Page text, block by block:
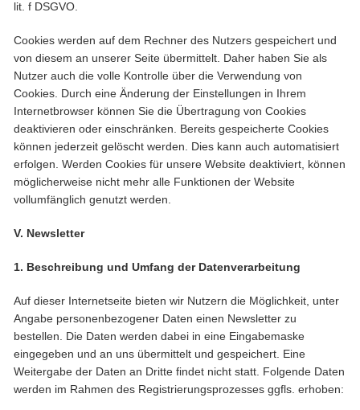
lit. f DSGVO.
Cookies werden auf dem Rechner des Nutzers gespeichert und
von diesem an unserer Seite übermittelt. Daher haben Sie als
Nutzer auch die volle Kontrolle über die Verwendung von
Cookies. Durch eine Änderung der Einstellungen in Ihrem
Internetbrowser können Sie die Übertragung von Cookies
deaktivieren oder einschränken. Bereits gespeicherte Cookies
können jederzeit gelöscht werden. Dies kann auch automatisiert
erfolgen. Werden Cookies für unsere Website deaktiviert, können
möglicherweise nicht mehr alle Funktionen der Website
vollumfänglich genutzt werden.
V. Newsletter
1. Beschreibung und Umfang der Datenverarbeitung
Auf dieser Internetseite bieten wir Nutzern die Möglichkeit, unter
Angabe personenbezogener Daten einen Newsletter zu
bestellen. Die Daten werden dabei in eine Eingabemaske
eingegeben und an uns übermittelt und gespeichert. Eine
Weitergabe der Daten an Dritte findet nicht statt. Folgende Daten
werden im Rahmen des Registrierungsprozesses ggfls. erhoben: